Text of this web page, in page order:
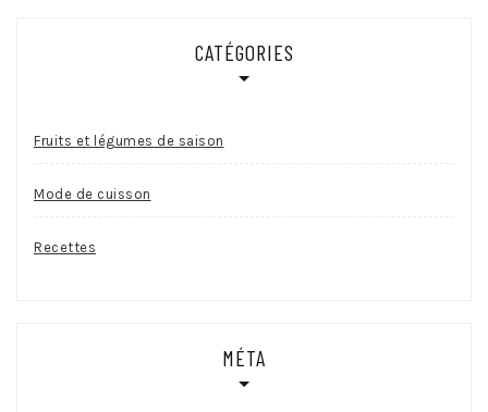
CATÉGORIES
Fruits et légumes de saison
Mode de cuisson
Recettes
MÉTA